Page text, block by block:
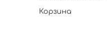
Корзина